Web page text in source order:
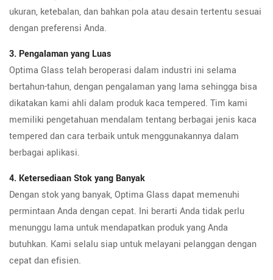
ukuran, ketebalan, dan bahkan pola atau desain tertentu sesuai
dengan preferensi Anda.
3. Pengalaman yang Luas
Optima Glass telah beroperasi dalam industri ini selama
bertahun-tahun, dengan pengalaman yang lama sehingga bisa
dikatakan kami ahli dalam produk kaca tempered. Tim kami
memiliki pengetahuan mendalam tentang berbagai jenis kaca
tempered dan cara terbaik untuk menggunakannya dalam
berbagai aplikasi.
4. Ketersediaan Stok yang Banyak
Dengan stok yang banyak, Optima Glass dapat memenuhi
permintaan Anda dengan cepat. Ini berarti Anda tidak perlu
menunggu lama untuk mendapatkan produk yang Anda
butuhkan. Kami selalu siap untuk melayani pelanggan dengan
cepat dan efisien.